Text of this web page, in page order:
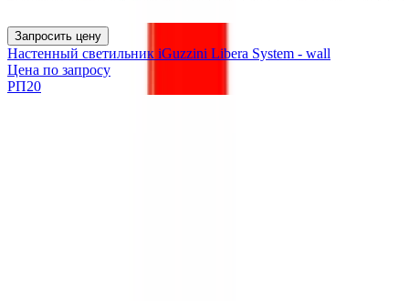
Запросить цену
Настенный светильник iGuzzini Libera System - wall
Цена по запросу
РП20